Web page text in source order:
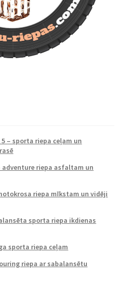
– sporta riepa ceļam un
adventure riepa asfaltam un
riepa mīkstam un vidēji
sporta riepa ikdienas
sporta riepa ceļam
riepa ar sabalansētu